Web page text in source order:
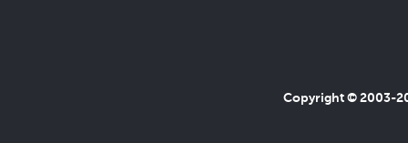
Copyright © 2003-